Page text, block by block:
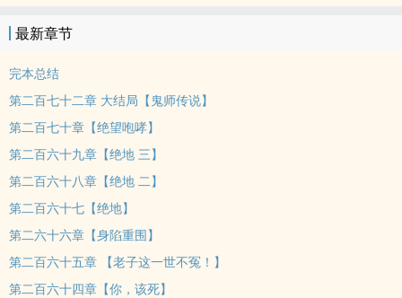
最新章节
完本总结
第二百七十二章 大结局【鬼师传说】
第二百七十章【绝望咆哮】
第二百六十九章【绝地 三】
第二百六十八章【绝地 二】
第二百六十七【绝地】
第二六十六章【身陷重围】
第二百六十五章 【老子这一世不冤！】
第二百六十四章【你，该死】